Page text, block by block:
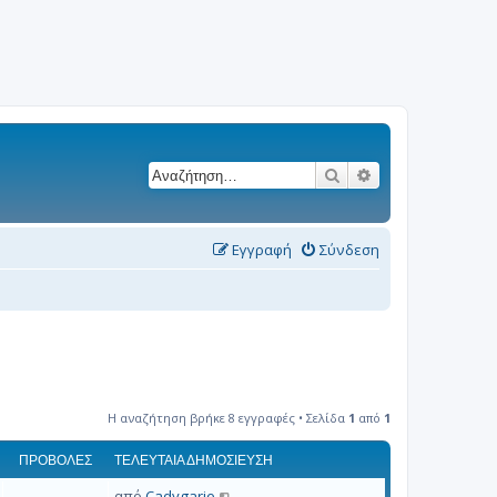
Αναζήτηση
Σύνδεση
Εγγραφή
Η αναζήτηση βρήκε 8 εγγραφές • Σελίδα 1 από 1
ΠΡΟΒΟΛΈΣ ΤΕΛΕΥΤΑΊΑ ΔΗΜΟΣΊΕΥΣΗ